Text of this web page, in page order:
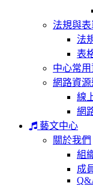
法規與表
法
表
中心常
網路資
線
網
藝文中心
關於我們
組
成